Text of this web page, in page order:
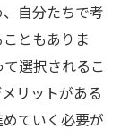
自分たちで考
ともありま
選択されるこ
リットがある
ていく必要が